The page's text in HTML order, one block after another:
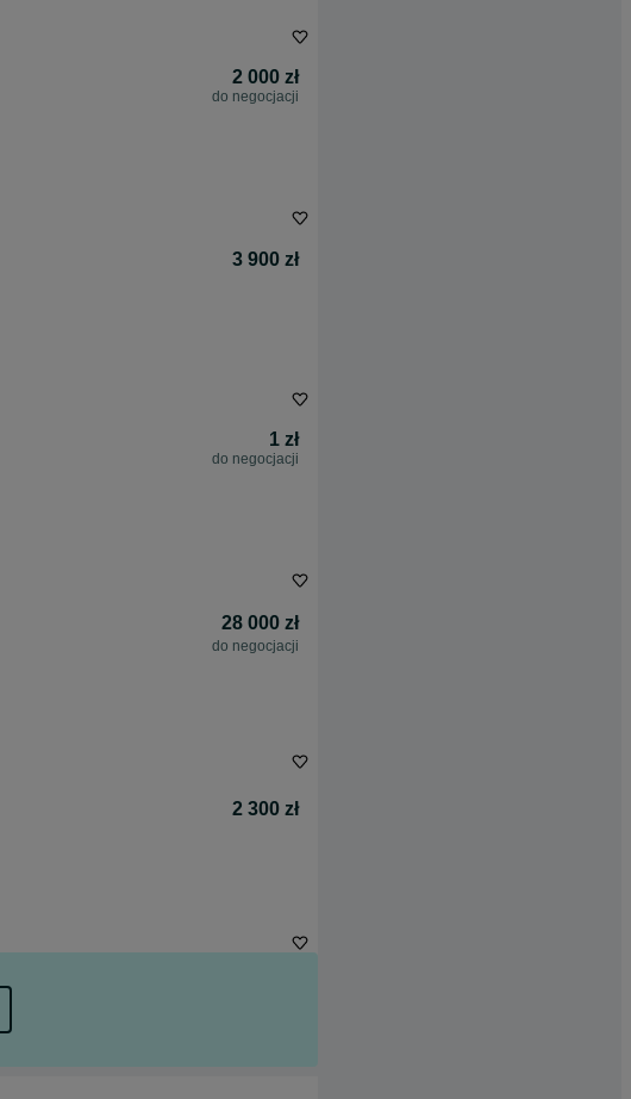
2 000 zł
do negocjacji
3 900 zł
1 zł
do negocjacji
28 000 zł
do negocjacji
2 300 zł